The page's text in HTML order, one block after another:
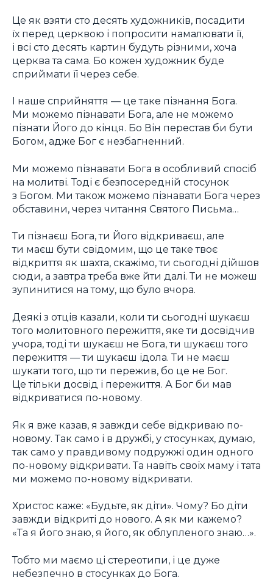
Це як взяти сто десять художників, посадити
їх перед церквою і попросити намалювати її,
і всі сто десять картин будуть різними, хоча
церква та сама. Бо кожен художник буде
сприймати її через себе.
І наше сприйняття — це таке пізнання Бога.
Ми можемо пізнавати Бога, але не можемо
пізнати Його до кінця. Бо Він перестав би бути
Богом, адже Бог є незбагненний.
Ми можемо пізнавати Бога в особливий спосіб
на молитві. Тоді є безпосередній стосунок
з Богом. Ми також можемо пізнавати Бога через
обставини, через читання Святого Письма…
Ти пізнаєш Бога, ти Його відкриваєш, але
ти маєш бути свідомим, що це таке твоє
відкриття як шахта, скажімо, ти сьогодні дійшов
сюди, а завтра треба вже йти далі. Ти не можеш
зупинитися на тому, що було вчора.
Деякі з отців казали, коли ти сьогодні шукаєш
того молитовного пережиття, яке ти досвідчив
учора, тоді ти шукаєш не Бога, ти шукаєш того
пережиття — ти шукаєш ідола. Ти не маєш
шукати того, що ти пережив, бо це не Бог.
Це тільки досвід і пережиття. А Бог би мав
відкриватися по-новому.
Як я вже казав, я завжди себе відкриваю по-
новому. Так само і в дружбі, у стосунках, думаю,
так само у правдивому подружжі один одного
по-новому відкривати. Та навіть своїх маму і тата
ми можемо по-новому відкривати.
Христос каже: «Будьте, як діти». Чому? Бо діти
завжди відкриті до нового. А як ми кажемо?
«Та я його знаю, я його, як облупленого знаю…».
Тобто ми маємо ці стереотипи, і це дуже
небезпечно в стосунках до Бога.